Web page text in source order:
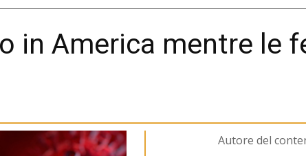
in America mentre le
Autore del